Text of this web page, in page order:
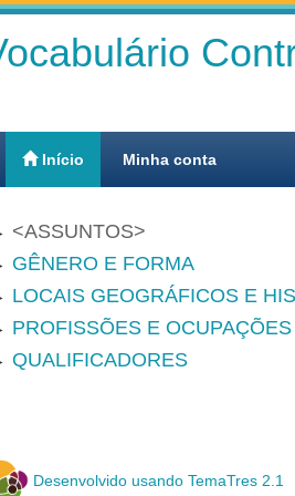
Início Minha conta
ASSUNTOS
GÊNERO E FORMA
LOCAIS GEOGRÁFICOS E
PROFISSÕES E OCUPAÇÕES
QUALIFICADORES
Desenvolvido usando TemaTres 2.1